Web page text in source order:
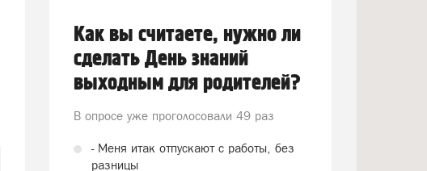
Как вы считаете, нужно ли
сделать День знаний
выходным для родителей?
В опросе уже проголосовали 49 раз
- Меня итак отпускают с работы, без
разницы